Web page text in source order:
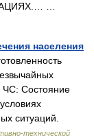
…
населения
ЧС: Состояние
ситуаций.
технической